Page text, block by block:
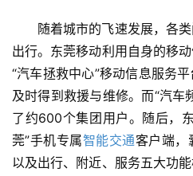
随着城市的飞速发展，各
出行。东莞移动利用自身的移
“汽车拯救中心”移动信息服务
及时得到救援与维修。而“汽车
了约600个集团用户。随后，
莞”手机专属智能交通客户端，
以及出行、附近、服务五大功